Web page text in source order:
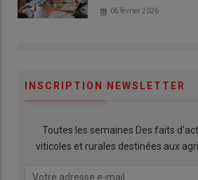
05 février 2026
INSCRIPTION NEWSLETTER
Toutes les semaines Des faits
viticoles et rurales destinées aux